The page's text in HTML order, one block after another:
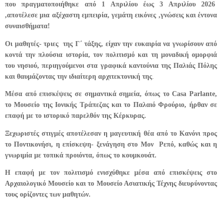
που πραγματοποιήθηκε από 1 Απριλίου έως 3 Απριλίου 2026
,αποτέλεσε μια αξέχαστη εμπειρία, γεμάτη εικόνες ,γνώσεις και έντονα
συναισθήματα!
Οι μαθητές- τριες της Γ΄ τάξης, είχαν την ευκαιρία να γνωρίσουν από
κοντά την πλούσια ιστορία, τον πολιτισμό και τη μοναδική ομορφιά
του νησιού, περιηγούμενοι στα γραφικά καντούνια της Παλιάς Πόλης
και θαυμάζοντας την ιδιαίτερη αρχιτεκτονική της
Μέσα από επισκέψεις σε σημαντικά σημεία, όπως το Casa Parlante,
το Μουσείο της Ιονικής Τράπεζας και το Παλαιό Φρούριο, ήρθαν σε
επαφή με το ιστορικό παρελθόν της Κέρκυρας.
Ξεχωριστές στιγμές αποτέλεσαν η μαγευτική θέα από το Κανόνι προς
το Ποντικονήσι, η επίσκεψη- ξενάγηση στο Μον Ρεπό, καθώς και η
γνωριμία με τοπικά προιόντα, όπως το κουμκουάτ.
Η επαφή με τον πολιτισμό ενισχύθηκε μέσα από επισκέψεις στο
Αρχαιολογικό Μουσείο και το Μουσείο Ασιατικής Τέχνης διευρύνοντας
τους ορίζοντες των μαθητών.